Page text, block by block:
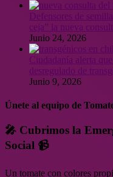
ceja” la nueva
Junio 24, 2026
Ciudadanía alerta
desregulado de
Junio 9, 2026
Únete al equipo de
🎤 Cubrimos la
Social 📹
Un tomate con colores